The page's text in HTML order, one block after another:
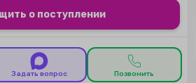
о поступлении
Задать вопрос Позвонить